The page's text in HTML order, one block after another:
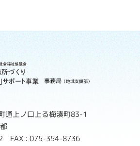
事務局 （地域支援部）
通上ノ口上る梅湊町83-1
FAX : 075-354-8736